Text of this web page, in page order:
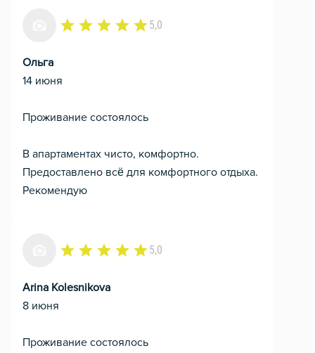
5,0
Ольга
14 июня
Проживание состоялось
В апартаментах чисто, комфортно.
Предоставлено всё для комфортного отдыха.
Рекомендую
5,0
Arina Kolesnikova
8 июня
Проживание состоялось